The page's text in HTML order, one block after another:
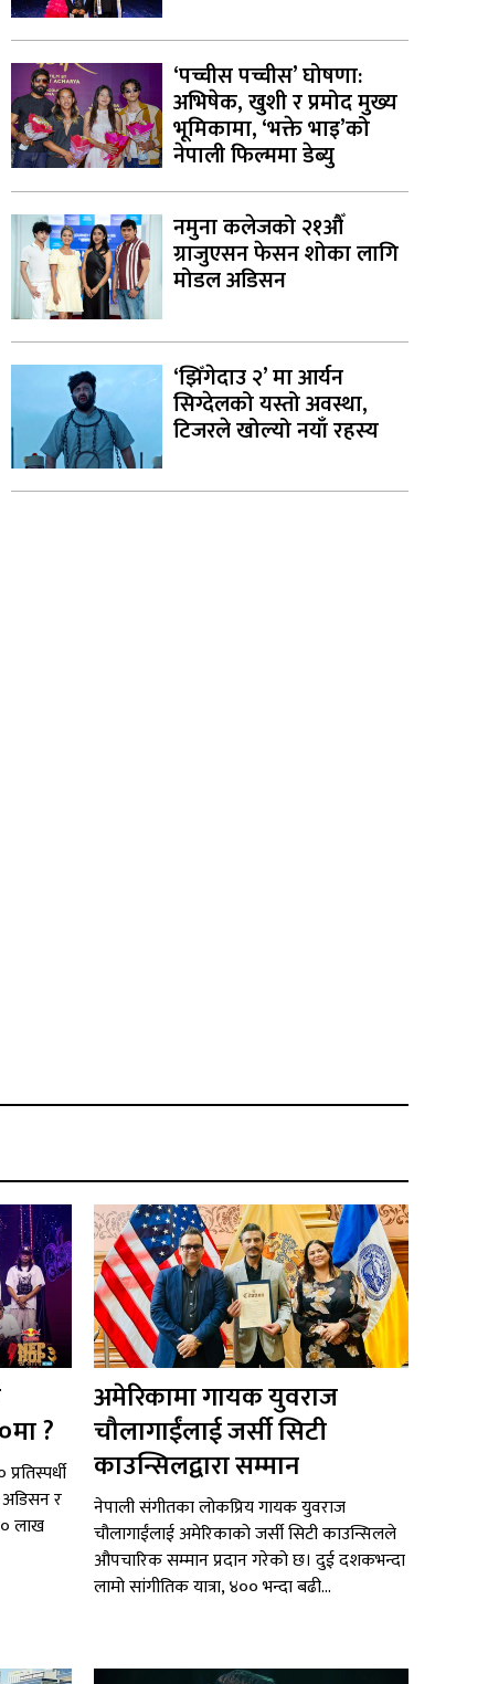
‘पच्चीस पच्चीस’ घोषणा:
अभिषेक, खुशी र प्रमोद मुख्य
भूमिकामा, ‘भक्ते भाइ’को
नेपाली फिल्ममा डेब्यु
नमुना कलेजको २१औँ
ग्राजुएसन फेसन शोका लागि
मोडल अडिसन
‘झिँगेदाउ २’ मा आर्यन
सिग्देलको यस्तो अवस्था,
टिजरले खोल्यो नयाँ रहस्य
?
र
लाख
अमेरिकामा गायक युवराज
चौलागाईंलाई जर्सी सिटी
काउन्सिलद्वारा सम्मान
नेपाली संगीतका लोकप्रिय गायक युवराज
चौलागाईंलाई अमेरिकाको जर्सी सिटी काउन्सिलले
औपचारिक सम्मान प्रदान गरेको छ। दुई दशकभन्दा
लामो सांगीतिक यात्रा, ४०० भन्दा बढी...